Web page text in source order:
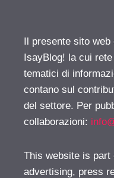
Il presente sito
IsayBlog! la cui
tematici di
contano sul
del settore. Per
collaborazioni:
This website is
advertising, press